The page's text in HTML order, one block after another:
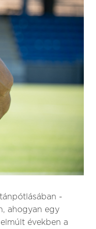
-
ahogyan egy
években a